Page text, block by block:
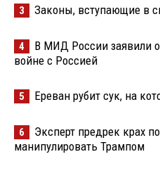
3 Законы, вступающие в
4
В МИД России заявили
войне с Россией
5 Ереван рубит сук, на
6
Эксперт предрек крах
манипулировать Трампом